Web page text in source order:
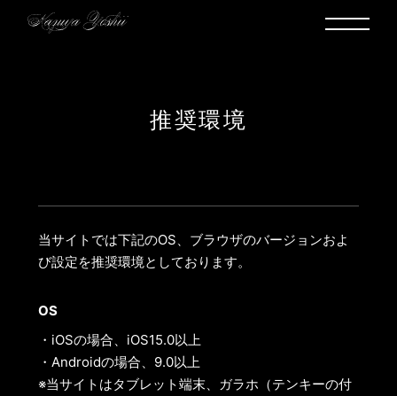
推奨環境
当サイトでは下記のOS、ブラウザのバージョンおよ
び設定を推奨環境としております。
OS
・iOSの場合、iOS15.0以上
・Androidの場合、9.0以上
※当サイトはタブレット端末、ガラホ（テンキーの付